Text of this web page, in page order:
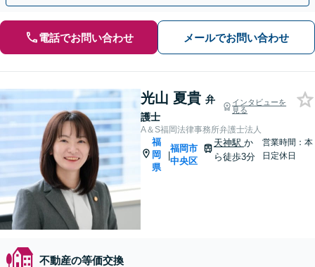
電話でお問い合わせ メールでお問い合わせ
光山 夏貴 弁
護士
インタビューを
見る
A＆S福岡法律事務所弁護士法人
福
岡
県
|
福岡市
中央区
天神駅 か
ら徒歩3分
営業時間：本
日定休日
不動産の等価交換